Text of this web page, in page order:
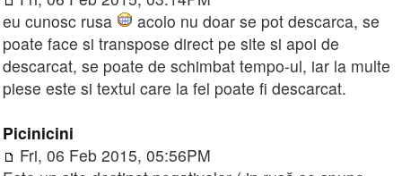
eu cunosc rusa
acolo nu doar se pot descarca, se
poate face si transpose direct pe site si apoi de
descarcat, se poate de schimbat tempo-ul, iar la multe
piese este si textul care la fel poate fi descarcat.
Picinicini
Fri, 06 Feb 2015, 05:56PM